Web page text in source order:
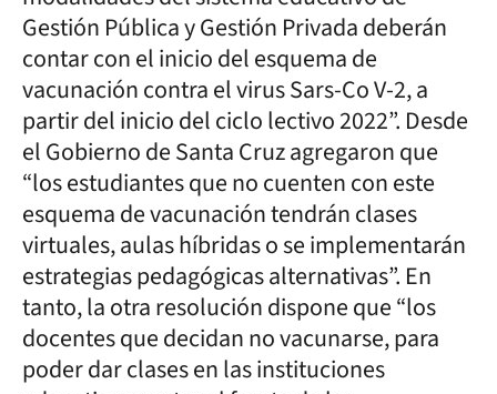
Gestión Pública y Gestión Privada deberán
contar con el inicio del esquema de
vacunación contra el virus Sars-Co V-2, a
partir del inicio del ciclo lectivo 2022”. Desde
el Gobierno de Santa Cruz agregaron que
“los estudiantes que no cuenten con este
esquema de vacunación tendrán clases
virtuales, aulas híbridas o se implementarán
estrategias pedagógicas alternativas”. En
tanto, la otra resolución dispone que “los
docentes que decidan no vacunarse, para
poder dar clases en las instituciones